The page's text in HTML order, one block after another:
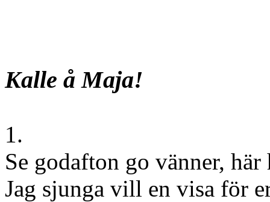
Kalle å Maja!
1.
Se godafton go vänner,
Jag sjunga vill en visa för